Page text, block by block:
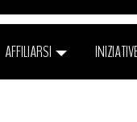
AFFILIARSI